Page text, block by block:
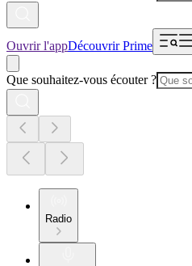
Ouvrir l'appDécouvrir Prime
Que souhaitez-vous écouter ?
Radio